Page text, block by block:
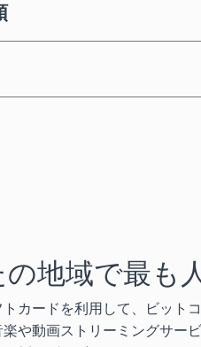
地域で最も
カードを利用して、ビット
や動画ストリーミングサー